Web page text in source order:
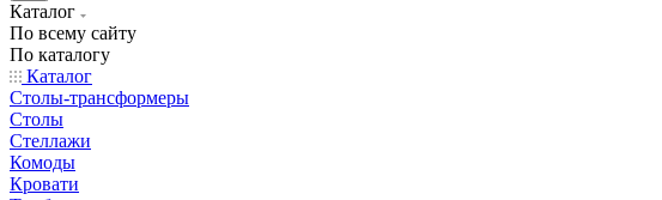
Каталог
По всему сайту
По каталогу
Каталог
Столы-трансформеры
Столы
Стеллажи
Комоды
Кровати